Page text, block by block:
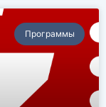
Программы